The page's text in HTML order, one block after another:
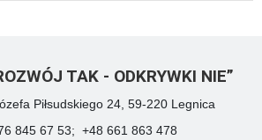
TAK - ODKRYWKI NIE”
Piłsudskiego 24, 59-220 Legnica
845 67 53; +48 661 863 478